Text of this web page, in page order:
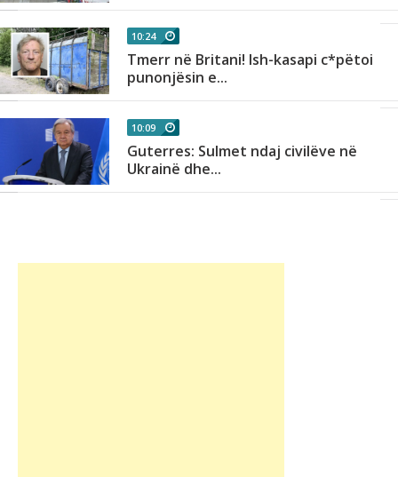
10:24
Tmerr në Britani! Ish-kasapi c*pëtoi
punonjësin e...
10:09
Guterres: Sulmet ndaj civilëve në
Ukrainë dhe...